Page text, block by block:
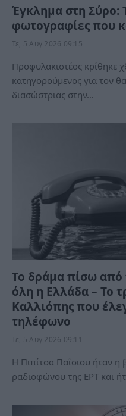
Έγκλημα στη Σύρο:
φωτογραφίες που
Τε, 5 Αυγ 2026 09:15
Προφυλακιστέος κρίθηκε
κατηγορούμενος για τον
διασώστριας στην…
Το δράμα πίσω
όλη η Ελλάδα – Το
Καλλιόπης που
τηλέφωνο
Τε, 5 Αυγ 2026 09:11
Η Πιπίτσα Παΐσιου ήταν η
ραδιοφώνου της ΕΡΤ και